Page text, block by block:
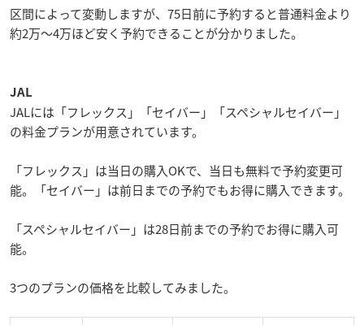
区間によって変動しますが、75日前に予約すると普通料金より
約2万～4万ほど安く予約できることが分かりました。
JAL
JALには「フレックス」「セイバー」「スペシャルセイバー」
の料金プランが用意されています。
「フレックス」は当日の購入OKで、当日も無料で予約変更可
能。「セイバー」は前日までの予約でもお得に購入できます。
「スペシャルセイバー」は28日前までの予約でお得に購入可
能。
3つのプランの価格を比較してみました。